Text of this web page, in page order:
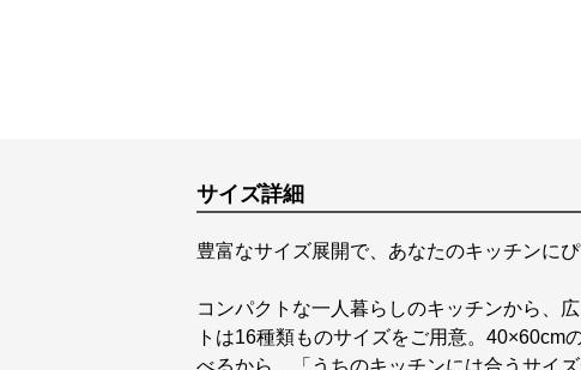
サイズ詳細
豊富なサイズ展開で、あなたのキッチンに
コンパクトな一人暮らしのキッチンから、
トは16種類ものサイズをご用意。40×60cm
べるから、「うちのキッチンには合うサイ